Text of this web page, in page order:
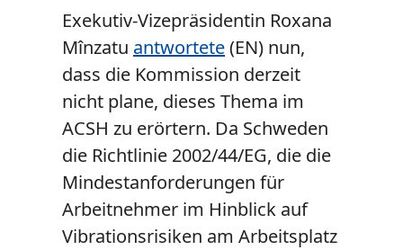
Exekutiv-Vizepräsidentin Roxana
Mînzatu antwortete(EN) nun,
dass die Kommission derzeit
nicht plane, dieses Thema im
ACSH zu erörtern. Da Schweden
die Richtlinie 2002/44/EG, die die
Mindestanforderungen für
Arbeitnehmer im Hinblick auf
Vibrationsrisiken am Arbeitsplatz